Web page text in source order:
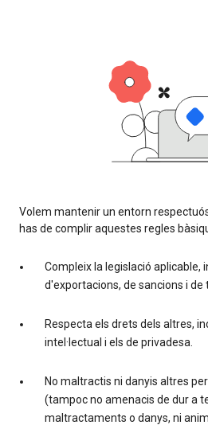
Volem mantenir un entorn
has de complir aquestes regles
Compleix la legislació aplicable,
d'exportacions, de sancions i
Respecta els drets dels altres,
intel·lectual i els de privadesa.
No maltractis ni danyis altres
(tampoc no amenacis de dur a
maltractaments o danys, ni